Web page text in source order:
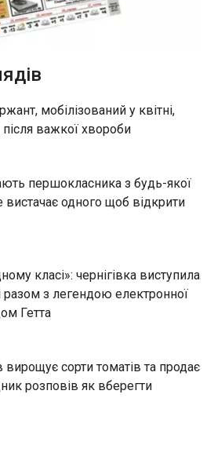
мобілізований у квітні,
важкої хвороби
першокласника з будь-якої
вистачає одного щоб відкрити
класі»: чернігівка виступила
разом з легендою електронної
Гетта
вирощує сорти томатів та продає
розповів як вберегти